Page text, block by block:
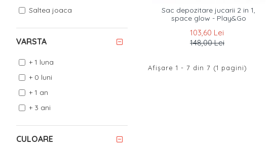
CULOARE
Saltea joaca
VARSTA
+ 1 luna
+ 0 luni
+ 1 an
+ 3 ani
Sac depozitare jucarii 2 in 1,
space glow - Play&Go
103,60 Lei
148,00 Lei
Afişare 1 - 7 din 7 (1 pagini)